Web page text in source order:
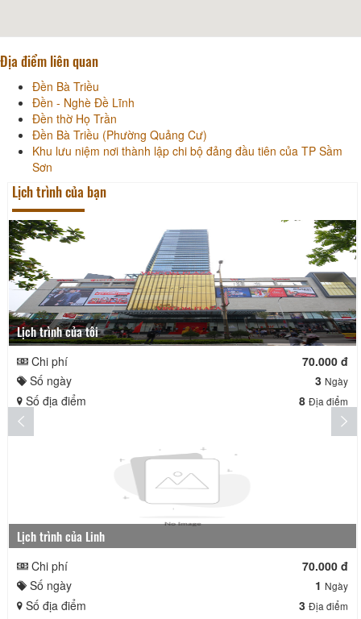
Địa điểm liên quan
Đền Bà Triều
Đền - Nghè Đề Lĩnh
Đền thờ Họ Trần
Đền Bà Triều (Phường Quảng Cư)
Khu lưu niệm nơi thành lập chi bộ đảng đầu tiên của TP Sầm
Sơn
Lịch trình của bạn
Lịch trình của tôi
Chi phí
70.000 đ
Số ngày
3 Ngày
Số địa điểm 8 Địa điểm
Lịch trình của Linh
Chi phí
70.000 đ
Số ngày
1 Ngày
Số địa điểm 3 Địa điểm